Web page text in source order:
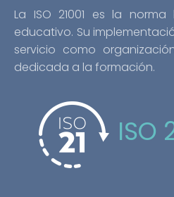
La ISO 21001 es la
educativo. Su
servicio como
dedicada a la formación.
ISO